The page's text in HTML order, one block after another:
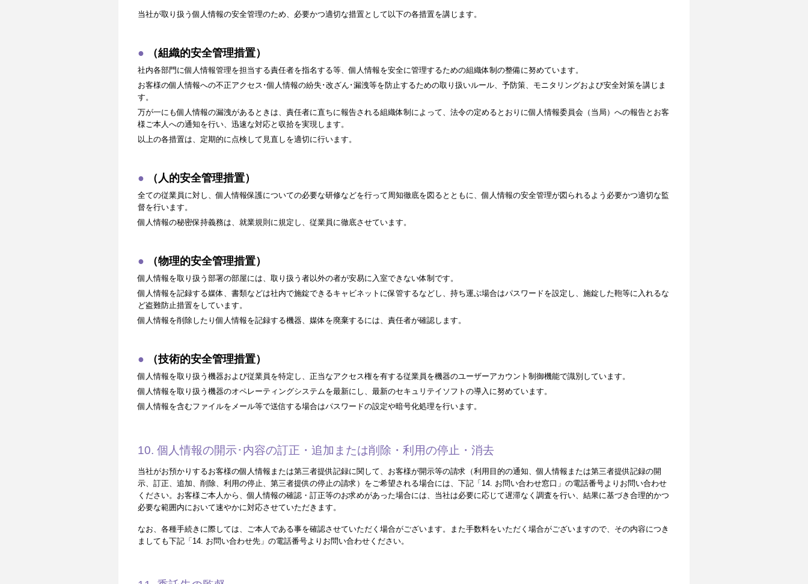
当社が取り扱う個人情報の安全管理のため、必要かつ適切な措置として以下の各措置を講じます。
（組織的安全管理措置）
社内各部門に個人情報管理を担当する責任者を指名する等、個人情報を安全に管理するための組織体制の整備に努めています。
お客様の個人情報への不正アクセス･個人情報の紛失･改ざん･漏洩等を防止するための取り扱いルール、予防策、モニタリングおよび安全対策を講じま
す。
万が一にも個人情報の漏洩があるときは、責任者に直ちに報告される組織体制によって、法令の定めるとおりに個人情報委員会（当局）への報告とお客
様ご本人への通知を行い、迅速な対応と収拾を実現します。
以上の各措置は、定期的に点検して見直しを適切に行います。
（人的安全管理措置）
全ての従業員に対し、個人情報保護についての必要な研修などを行って周知徹底を図るとともに、個人情報の安全管理が図られるよう必要かつ適切な監
督を行います。
個人情報の秘密保持義務は、就業規則に規定し、従業員に徹底させています。
（物理的安全管理措置）
個人情報を取り扱う部署の部屋には、取り扱う者以外の者が安易に入室できない体制です。
個人情報を記録する媒体、書類などは社内で施錠できるキャビネットに保管するなどし、持ち運ぶ場合はパスワードを設定し、施錠した鞄等に入れるな
ど盗難防止措置をしています。
個人情報を削除したり個人情報を記録する機器、媒体を廃棄するには、責任者が確認します。
（技術的安全管理措置）
個人情報を取り扱う機器および従業員を特定し、正当なアクセス権を有する従業員を機器のユーザーアカウント制御機能で識別しています。
個人情報を取り扱う機器のオペレーティングシステムを最新にし、最新のセキュリテイソフトの導入に努めています。
個人情報を含むファイルをメール等で送信する場合はパスワードの設定や暗号化処理を行います。
10. 個人情報の開示･内容の訂正・追加または削除・利用の停止・消去
当社がお預かりするお客様の個人情報または第三者提供記録に関して、お客様が開示等の請求（利用目的の通知、個人情報または第三者提供記録の開
示、訂正、追加、削除、利用の停止、第三者提供の停止の請求）をご希望される場合には、下記「14. お問い合わせ窓口」の電話番号よりお問い合わせ
ください。お客様ご本人から、個人情報の確認・訂正等のお求めがあった場合には、当社は必要に応じて遅滞なく調査を行い、結果に基づき合理的かつ
必要な範囲内において速やかに対応させていただきます。
なお、各種手続きに際しては、ご本人である事を確認させていただく場合がございます。また手数料をいただく場合がございますので、その内容につき
ましても下記「14. お問い合わせ先」の電話番号よりお問い合わせください。